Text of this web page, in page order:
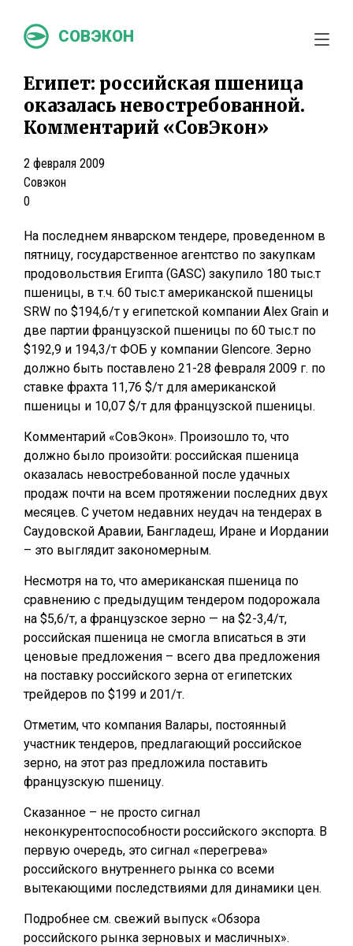
СОВЭКОН
Египет: российская пшеница
оказалась невостребованной.
Комментарий «СовЭкон»
2 февраля 2009
Совэкон
0
На последнем январском тендере, проведенном в
пятницу, государственное агентство по закупкам
продовольствия Египта (GASC) закупило 180 тыс.т
пшеницы, в т.ч. 60 тыс.т американской пшеницы
SRW по $194,6/т у египетской компании Alex Grain и
две партии французской пшеницы по 60 тыс.т по
$192,9 и 194,3/т ФОБ у компании Glencore. Зерно
должно быть поставлено 21-28 февраля 2009 г. по
ставке фрахта 11,76 $/т для американской
пшеницы и 10,07 $/т для французской пшеницы.
Комментарий «СовЭкон». Произошло то, что
должно было произойти: российская пшеница
оказалась невостребованной после удачных
продаж почти на всем протяжении последних двух
месяцев. С учетом недавних неудач на тендерах в
Саудовской Аравии, Бангладеш, Иране и Иордании
– это выглядит закономерным.
Несмотря на то, что американская пшеница по
сравнению с предыдущим тендером подорожала
на $5,6/т, а французское зерно — на $2-3,4/т,
российская пшеница не смогла вписаться в эти
ценовые предложения – всего два предложения
на поставку российского зерна от египетских
трейдеров по $199 и 201/т.
Отметим, что компания Валары, постоянный
участник тендеров, предлагающий российское
зерно, на этот раз предложила поставить
французскую пшеницу.
Сказанное – не просто сигнал
неконкурентоспособности российского экспорта. В
первую очередь, это сигнал «перегрева»
российского внутреннего рынка со всеми
вытекающими последствиями для динамики цен.
Подробнее см. свежий выпуск «Обзора
российского рынка зерновых и масличных».